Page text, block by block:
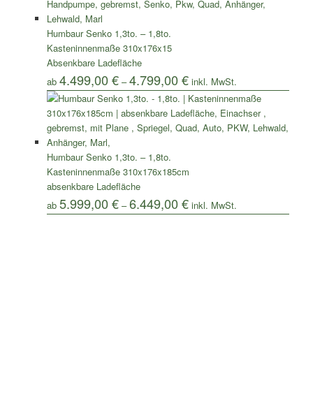
Humbaur Senko 1,3to. – 1,8to.
Kasteninnenmaße 310x176x15
Absenkbare Ladefläche
ab 4.499,00€–4.799,00€
Humbaur Senko 1,3to. – 1,8to.
Kasteninnenmaße 310x176x185cm
absenkbare Ladefläche
ab 5.999,00€–6.449,00€